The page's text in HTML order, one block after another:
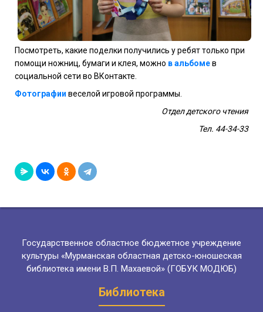
Посмотреть, какие поделки получились у ребят только при
помощи ножниц, бумаги и клея, можно в альбомев
социальной сети во ВКонтакте.
Фотографии веселой игровой программы.
Отдел детского чтения
Тел. 44-34-33
Государственное областное бюджетное учреждение
культуры «Мурманская областная детско-юношеская
библиотека имени В.П. Махаевой» (ГОБУК МОДЮБ)
Библиотека